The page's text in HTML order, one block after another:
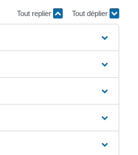
Tout replier Tout déplier